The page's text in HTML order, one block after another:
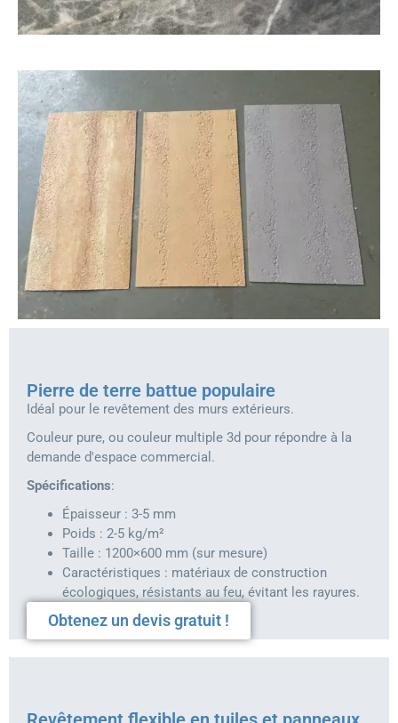
Pierre de terre battue populaire
Idéal pour le revêtement des murs extérieurs.
Couleur pure, ou couleur multiple 3d pour répondre à la
demande d'espace commercial.
Spécifications:
Épaisseur : 3-5 mm
Poids : 2-5 kg/m²
Taille : 1200×600 mm (sur mesure)
Caractéristiques : matériaux de construction
écologiques, résistants au feu, évitant les rayures.
Obtenez un devis gratuit !